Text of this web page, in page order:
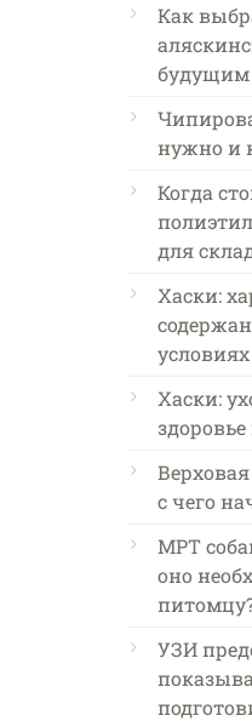
Как
будущим
нужно и
Когда
для
Хаски:
условиях
Хаски:
с чего
МРТ
оно
УЗИ